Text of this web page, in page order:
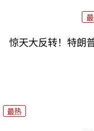
惊天大反转！特朗
最热